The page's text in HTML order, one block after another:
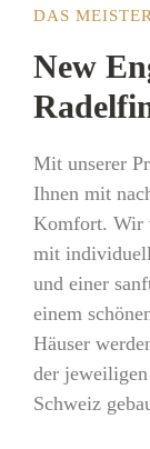
DAS
New
Mit unserer
Ihnen mit
Komfort. Wir
mit individuell
und einer
einem
Häuser
der
Schweiz